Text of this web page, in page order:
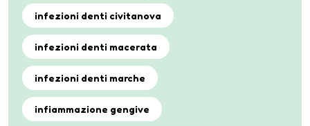
infezioni denti civitanova
infezioni denti macerata
infezioni denti marche
infiammazione gengive